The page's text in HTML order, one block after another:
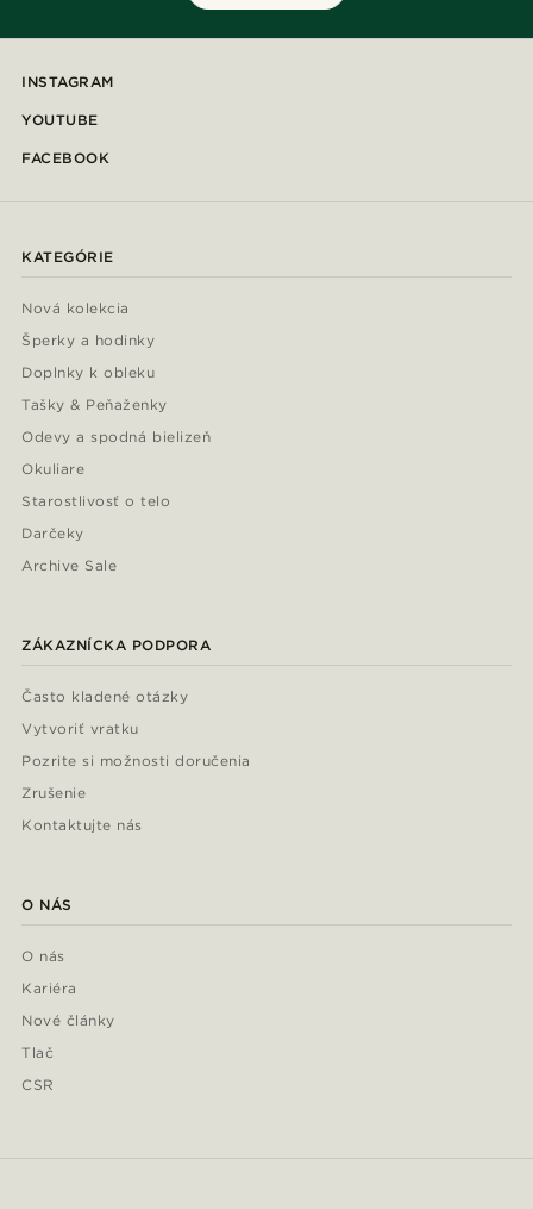
INSTAGRAM
YOUTUBE
FACEBOOK
KATEGÓRIE
Nová kolekcia
Šperky a hodinky
Doplnky k obleku
Tašky & Peňaženky
Odevy a spodná bielizeň
Okuliare
Starostlivosť o telo
Darčeky
Archive Sale
ZÁKAZNÍCKA PODPORA
Často kladené otázky
Vytvoriť vratku
Pozrite si možnosti doručenia
Zrušenie
Kontaktujte nás
O NÁS
O nás
Kariéra
Nové články
Tlač
CSR